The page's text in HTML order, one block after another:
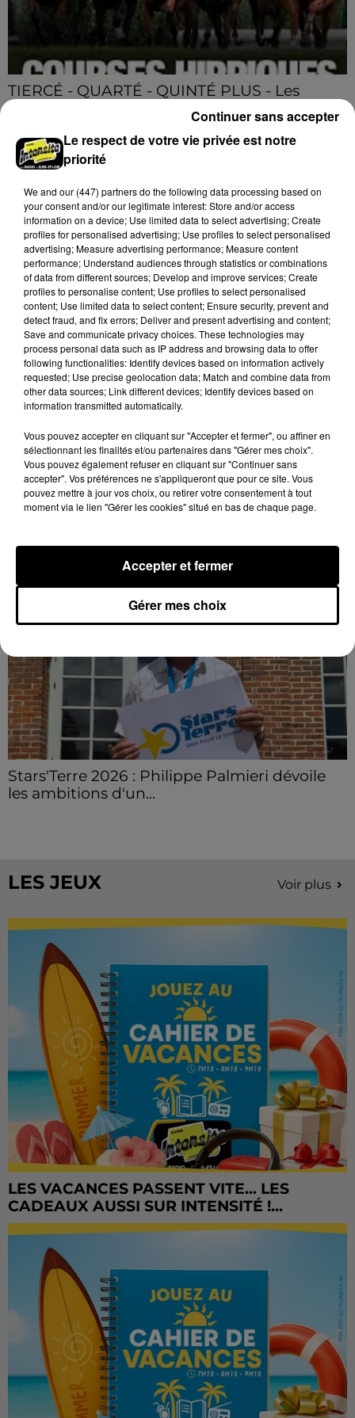
TIERCÉ - QUARTÉ - QUINTÉ PLUS - Les
TIERCÉ - QUARTÉ - QUINTÉ PLUS - Les Pronos de
Nono
A LA UNE Voir plus
Coupe de France : les basketteurs chartrains
connaissent la...
Le C'CMBM affrontera un autre club de la région
Centre à l'occasion des 32es de finale de la Coupe de
France.
Stars'Terre 2026 : Philippe Palmieri dévoile
les ambitions d'un...
LES JEUX Voir plus
LES VACANCES PASSENT VITE... LES
CADEAUX AUSSI SUR INTENSITÉ !...
Le respect de votre vie privée est notre
priorité
We and our (447) partnersdo the following data processing based on
your consent and/or our legitimate interest: Store and/or access
information on a device; Use limited data to select advertising; Create
profiles for personalised advertising; Use profiles to select personalised
advertising; Measure advertising performance; Measure content
performance; Understand audiences through statistics or combinations
of data from different sources; Develop and improve services; Create
profiles to personalise content; Use profiles to select personalised
content; Use limited data to select content; Ensure security, prevent and
detect fraud, and fix errors; Deliver and present advertising and content;
Save and communicate privacy choices. These technologies may
process personal data such as IP address and browsing data to offer
following functionalities: Identify devices based on information actively
requested; Use precise geolocation data; Match and combine data from
other data sources; Link different devices; Identify devices based on
information transmitted automatically.
Vous pouvez accepter en cliquant sur "Accepter et fermer", ou affiner en
sélectionnant les finalités et/ou partenaires dans "Gérer mes choix".
Vous pouvez également refuser en cliquant sur "Continuer sans
accepter". Vos préférences ne s'appliqueront que pour ce site. Vous
pouvez mettre à jour vos choix, ou retirer votre consentement à tout
moment via le lien "Gérer les cookies" situé en bas de chaque page.
Gérer mes choix
Accepter et fermer
Continuer sans accepter